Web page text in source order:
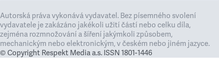
Autorská práva vykonává vydavatel. Bez písemného svolení
vydavatele je zakázáno jakékoli užití částí nebo celku díla,
zejména rozmnožování a šíření jakýmkoli způsobem,
mechanickým nebo elektronickým, v českém nebo jiném jazyce.
© Copyright Respekt Media a.s. ISSN 1801-1446